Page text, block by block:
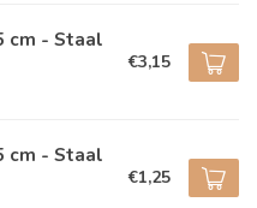
cm - Staal
€3,15
cm - Staal
€1,25